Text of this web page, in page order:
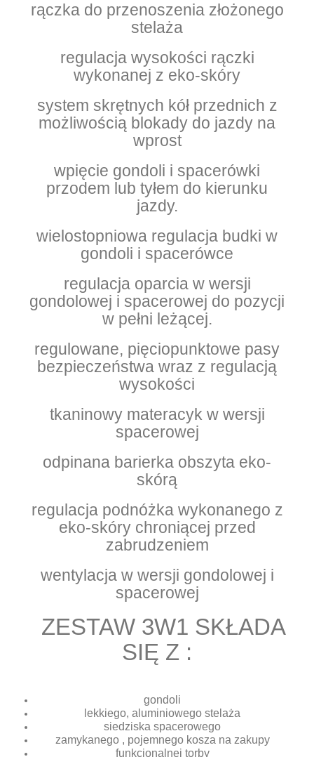
rączka do przenoszenia złożonego
stelaża
regulacja wysokości rączki
wykonanej z eko-skóry
system skrętnych kół przednich z
możliwością blokady do jazdy na
wprost
wpięcie gondoli i spacerówki
przodem lub tyłem do kierunku
jazdy.
wielostopniowa regulacja budki w
gondoli i spacerówce
regulacja oparcia w wersji
gondolowej i spacerowej do pozycji
w pełni leżącej.
regulowane, pięciopunktowe pasy
bezpieczeństwa wraz z regulacją
wysokości
tkaninowy materacyk w wersji
spacerowej
odpinana barierka obszyta eko-
skórą
regulacja podnóżka wykonanego z
eko-skóry chroniącej przed
zabrudzeniem
wentylacja w wersji gondolowej i
spacerowej
ZESTAW 3W1 SKŁADA
SIĘ Z :
gondoli
lekkiego, aluminiowego stelaża
siedziska spacerowego
zamykanego , pojemnego kosza na zakupy
funkcjonalnej torby